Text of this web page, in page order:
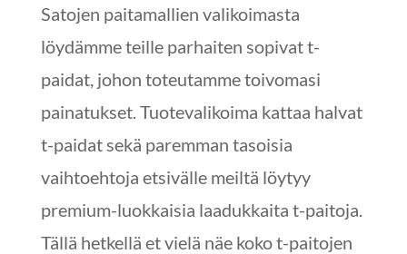
Satojen paitamallien valikoimasta
löydämme teille parhaiten sopivat t-
paidat, johon toteutamme toivomasi
painatukset. Tuotevalikoima kattaa halvat
t-paidat sekä paremman tasoisia
vaihtoehtoja etsivälle meiltä löytyy
premium-luokkaisia laadukkaita t-paitoja.
Tällä hetkellä et vielä näe koko t-paitojen